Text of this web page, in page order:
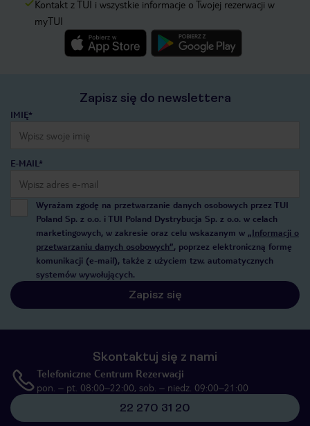
Kontakt z TUI i wszystkie informacje o Twojej rezerwacji w
myTUI
Zapisz się do newslettera
IMIĘ*
E-MAIL*
Wyrażam zgodę na przetwarzanie danych osobowych przez TUI
Poland Sp. z o.o. i TUI Poland Dystrybucja Sp. z o.o. w celach
marketingowych, w zakresie oraz celu wskazanym w „Informacji o
przetwarzaniu danych osobowych”, poprzez elektroniczną formę
komunikacji (e-mail), także z użyciem tzw. automatycznych
systemów wywołujących.
Zapisz się
Skontaktuj się z nami
Telefoniczne Centrum Rezerwacji
pon. – pt. 08:00–22:00, sob. – niedz. 09:00–21:00
22 270 31 20